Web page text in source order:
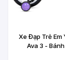
Xe Đạp Trẻ Em
Ava 3 -